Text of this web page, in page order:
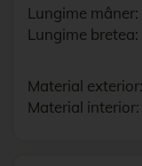
Lungime mâner:
Lungime
Material
Material